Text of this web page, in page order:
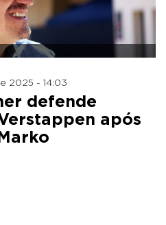
2025 - 14:03
defende
após